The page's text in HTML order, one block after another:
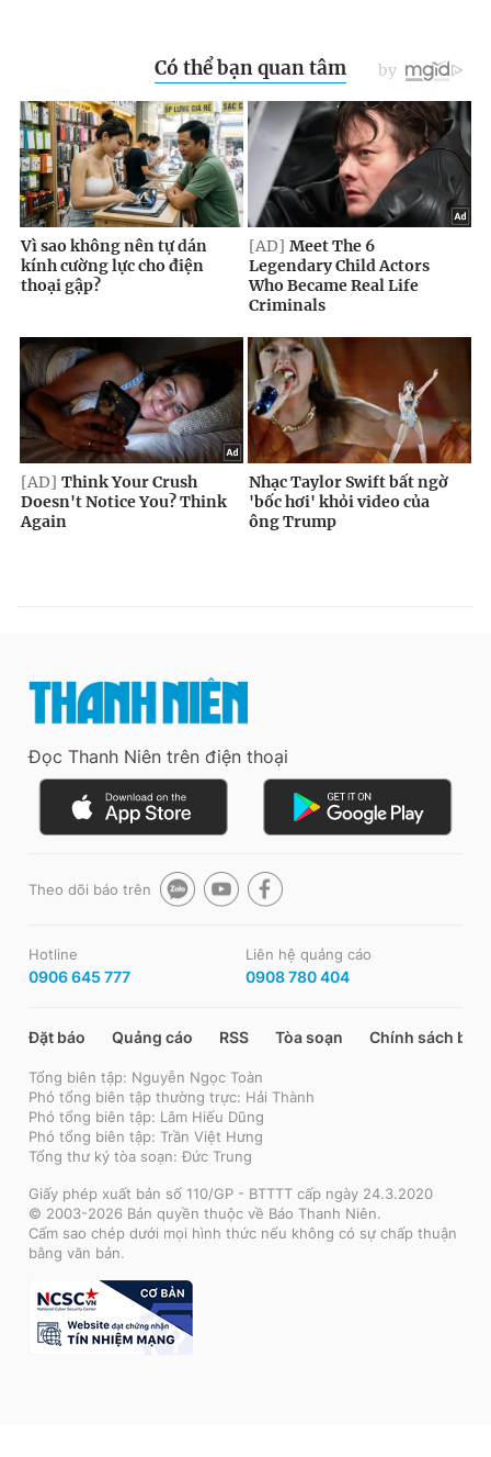
Đọc Thanh Niên trên điện thoại
Theo dõi báo trên
Hotline
0906 645 777
Liên hệ quảng cáo
0908 780 404
Đặt báo Quảng cáo RSS Tòa soạn Chính sách bảo
Tổng biên tập: Nguyễn Ngọc Toàn
Phó tổng biên tập thường trực: Hải Thành
Phó tổng biên tập: Lâm Hiếu Dũng
Phó tổng biên tập: Trần Việt Hưng
Tổng thư ký tòa soạn: Đức Trung
Giấy phép xuất bản số 110/GP - BTTTT cấp ngày 24.3.2020
© 2003-2026 Bản quyền thuộc về Báo Thanh Niên.
Cấm sao chép dưới mọi hình thức nếu không có sự chấp thuận
bằng văn bản.